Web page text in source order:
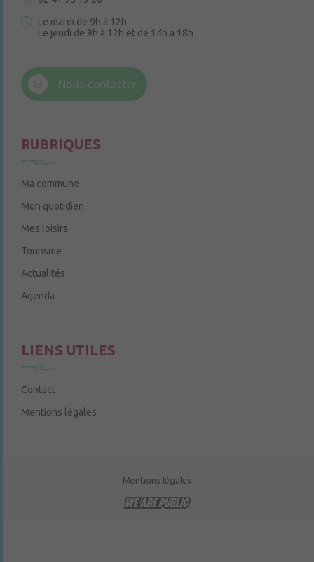
Le mardi de 9h à 12h
Le jeudi de 9h à 12h et de 14h à 18h
Nous contacter
RUBRIQUES
Ma commune
Mon quotidien
Mes loisirs
Tourisme
Actualités
Agenda
LIENS UTILES
Contact
Mentions légales
Mentions légales